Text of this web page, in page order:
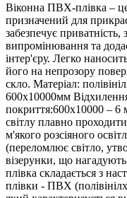
Віконна ПВХ-плівка –
призначений для
забезпечує приватність,
випромінювання та
інтер'єру. Легко
його на непрозору
скло. Матеріал:
600х10000мм
покриття:600х10000 – 6
світлу плавно
м'якого розсіяного
(переломлює світло,
візерунки, що
плівка складається з
плівки - ПВХ